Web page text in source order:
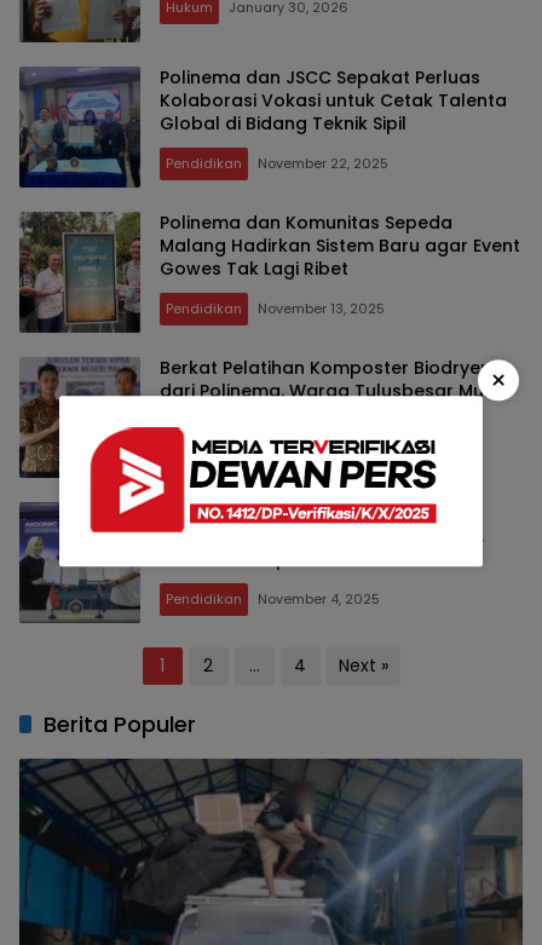
Hukum January 30, 2026
Polinema dan JSCC Sepakat Perluas
Kolaborasi Vokasi untuk Cetak Talenta
Global di Bidang Teknik Sipil
Pendidikan November 22, 2025
Polinema dan Komunitas Sepeda
Malang Hadirkan Sistem Baru agar Event
Gowes Tak Lagi Ribet
Pendidikan November 13, 2025
Berkat Pelatihan Komposter Biodryer
dari Polinema, Warga Tulusbesar Mulai
Pendidikan November 6, 2025
AICONIC 2025 di Polinema Hadirkan
Obrolan Hangat soal AI, Etika Digital,
Pendidikan November 4, 2025
1 2 … 4 Next »
Berita Populer
×